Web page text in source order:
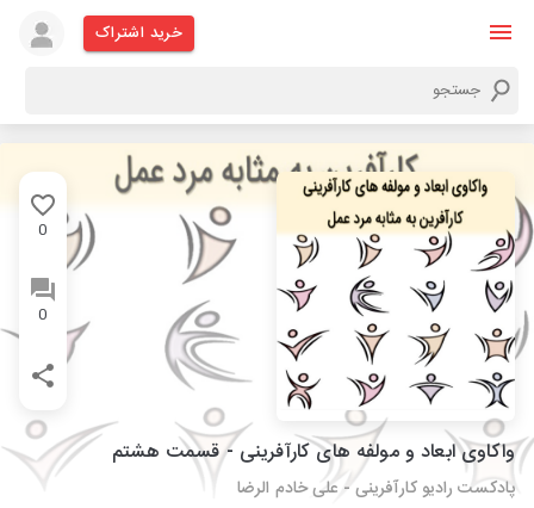
خرید اشتراک
0
0
واکاوی ابعاد و مولفه های کارآفرینی - قسمت هشتم
پادکست رادیو کارآفرینی - علی خادم الرضا